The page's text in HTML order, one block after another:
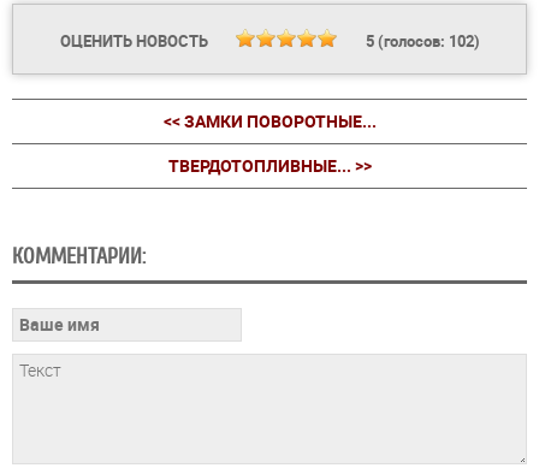
ОЦЕНИТЬ НОВОСТЬ 5(голосов: 102)
<< ЗАМКИ ПОВОРОТНЫЕ...
ТВЕРДОТОПЛИВНЫЕ... >>
КОММЕНТАРИИ: